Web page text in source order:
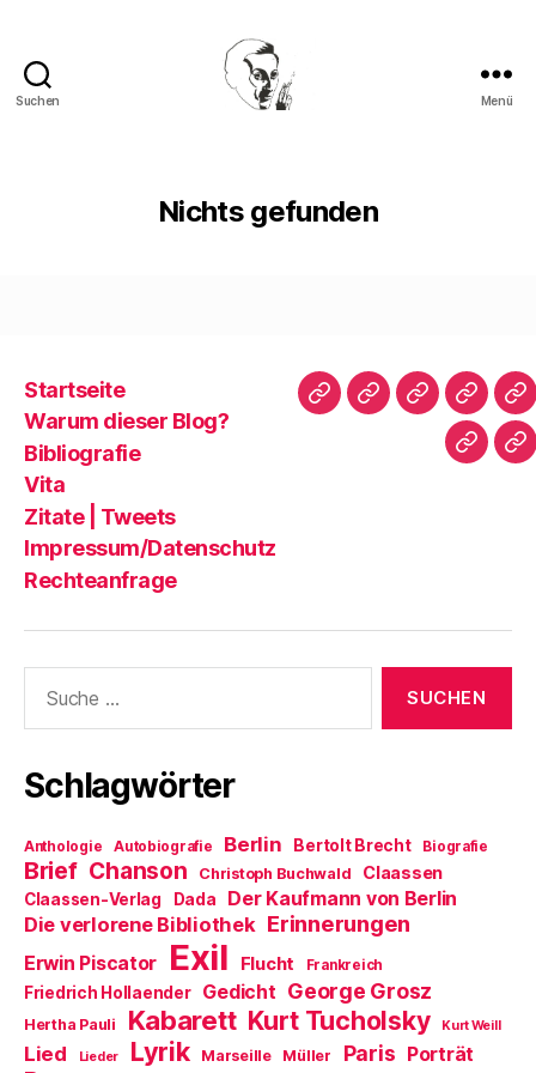
Suchen Menü
Nichts gefunden
Startseite
Warum dieser Blog?
Bibliografie
Vita
Zitate | Tweets
Impressum/Datenschutz
Rechteanfrage
Startseite
WarumBibliografie
Vita
|
nach:
Schlagwörter
Anthologie Autobiografie Berlin Bertolt Brecht Biografie
Brief Chanson Christoph Buchwald Claassen
Claassen-Verlag Dada Der Kaufmann von Berlin
Die verlorene Bibliothek Erinnerungen
Erwin Piscator Exil Flucht Frankreich
Friedrich Hollaender Gedicht George Grosz
Hertha Pauli Kabarett Kurt Tucholsky Kurt Weill
Lied Lieder Lyrik Marseille Müller Paris Porträt